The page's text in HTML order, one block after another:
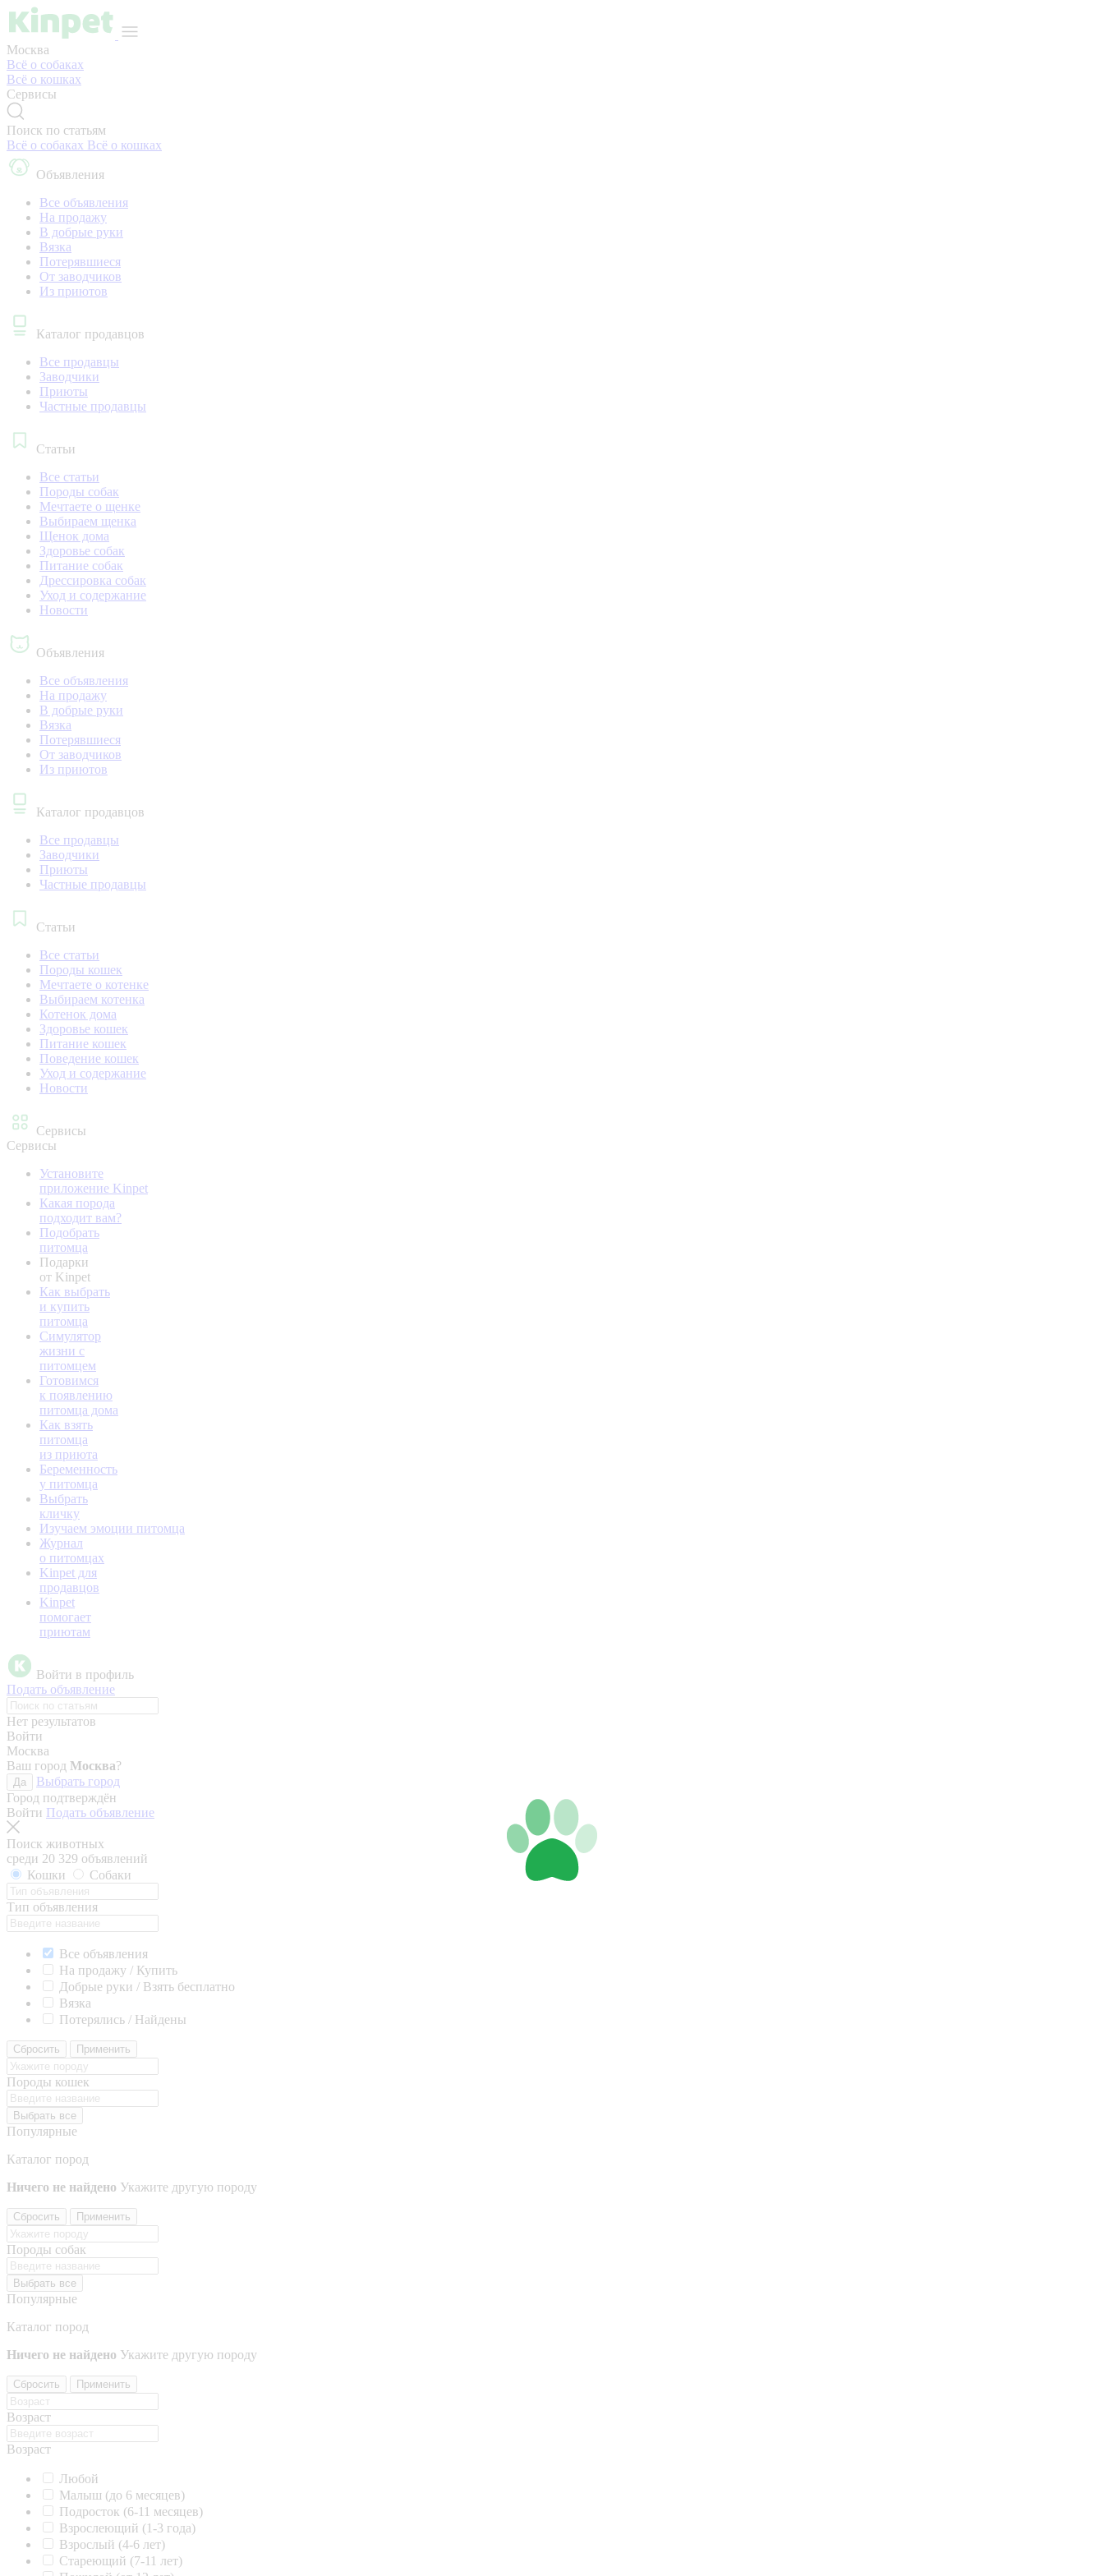
Москва
Всё о собаках
Всё о кошках
Сервисы
Поиск по статьям
Всё о собаках Всё о кошках
Объявления
Все объявления
На продажу
В добрые руки
Вязка
Потерявшиеся
От заводчиков
Из приютов
Каталог продавцов
Все продавцы
Заводчики
Приюты
Частные продавцы
Статьи
Все статьи
Породы собак
Мечтаете о щенке
Выбираем щенка
Щенок дома
Здоровье собак
Питание собак
Дрессировка собак
Уход и содержание
Новости
Объявления
Все объявления
На продажу
В добрые руки
Вязка
Потерявшиеся
От заводчиков
Из приютов
Каталог продавцов
Все продавцы
Заводчики
Приюты
Частные продавцы
Статьи
Все статьи
Породы кошек
Мечтаете о котенке
Выбираем котенка
Котенок дома
Здоровье кошек
Питание кошек
Поведение кошек
Уход и содержание
Новости
Сервисы
Сервисы
Установите
приложение Kinpet
Какая порода
подходит вам?
Подобрать
питомца
Подарки
от Kinpet
Как выбрать
и купить
питомца
Симулятор
жизни с
питомцем
Готовимся
к появлению
питомца дома
Как взять
питомца
из приюта
Беременность
у питомца
Выбрать
кличку
Изучаем эмоции питомца
Журнал
о питомцах
Kinpet для
продавцов
Kinpet
помогает
приютам
Войти в профиль
Подать объявление
Нет результатов
Войти
Москва
Ваш город Москва?
Да
Выбрать город
Город подтверждён
Войти Подать объявление
Поиск животных
среди 20 329 объявлений
Кошки
Собаки
Тип объявления
Все объявления
На продажу / Купить
Добрые руки / Взять бесплатно
Вязка
Потерялись / Найдены
Сбросить Применить
Породы кошек
Выбрать все
Популярные
Каталог пород
Ничего не найдено Укажите другую породу
Сбросить Применить
Породы собак
Выбрать все
Популярные
Каталог пород
Ничего не найдено Укажите другую породу
Сбросить Применить
Возраст
Возраст
Любой
Малыш (до 6 месяцев)
Подросток (6-11 месяцев)
Взрослеющий (1-3 года)
Взрослый (4-6 лет)
Стареющий (7-11 лет)